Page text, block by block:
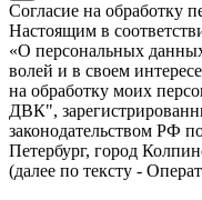
Согласие на обработку
Настоящим в
«О персональных
волей и в своем
на обработку моих
ДВК",
законодательством РФ
Петербург, город
(далее по тексту -